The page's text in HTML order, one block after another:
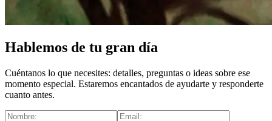
Hablemos de tu gran día
Cuéntanos lo que necesites: detalles, preguntas o ideas sobre ese
momento especial. Estaremos encantados de ayudarte y responderte
cuanto antes.